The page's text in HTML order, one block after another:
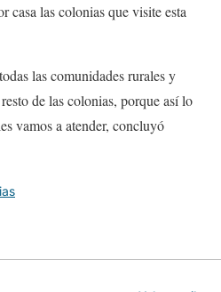
casa las colonias que visite esta
las comunidades rurales y
de las colonias, porque así lo
vamos a atender, concluyó